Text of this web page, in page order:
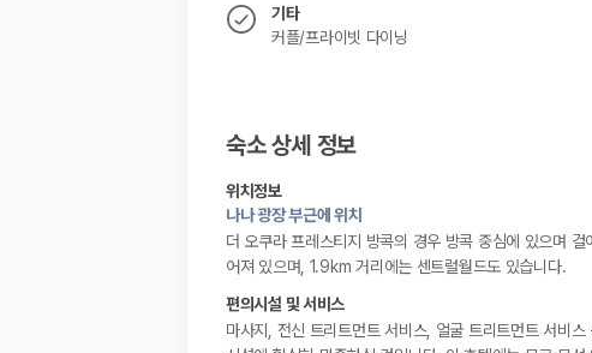
기타
커플/프라이빗 다이닝
숙소 상세 정보
위치정보
나나 광장 부근에 위치
더 오쿠라 프레스티지 방콕의 경우 방콕 중심에 있으며
어져 있으며, 1.9km 거리에는 센트럴월드도 있습니다.
편의시설 및 서비스
마사지, 전신 트리트먼트 서비스, 얼굴 트리트먼트 서비